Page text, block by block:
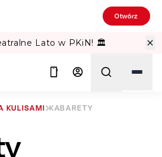
Otwórz
Lato w PKiN! 🏛️
KULISAMI KABARETY